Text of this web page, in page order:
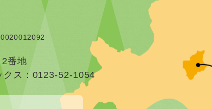
番地
クス：0123-52-1054